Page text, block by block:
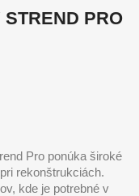
PRO
Pro ponúka široké
rekonštrukciách.
kde je potrebné v